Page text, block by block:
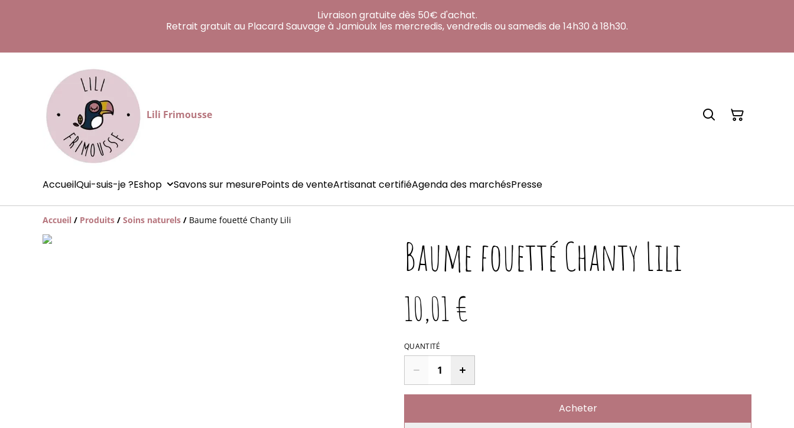
Livraison gratuite dès 50€ d'achat.
Retrait gratuit au Placard Sauvage à Jamioulx les mercredis, vendredis ou samedis de 14h30 à 18h30.
Lili Frimousse
AccueilQui-suis-je ?Eshop Savons sur mesurePoints de venteArtisanat certifiéAgenda des marchésPresse
Accueil / Produits / Soins naturels / Baume fouetté Chanty Lili
Baume fouetté Chanty Lili
10,01 €
QUANTITÉ
Acheter